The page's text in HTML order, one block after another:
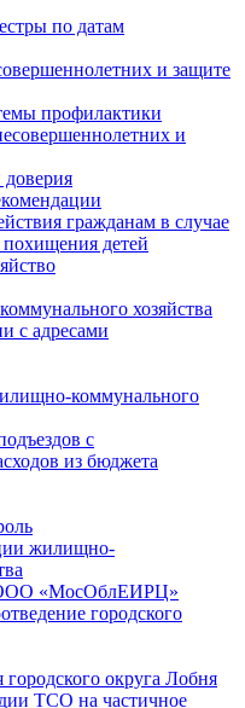
по датам
и защите
профилактики
и
доверия
гражданам в случае
детей
хозяйства
с адресами
коммунального
с
из бюджета
жилищно-
ООО «МосОблЕИРЦ»
городского
округа Лобня
ТСО на частичное